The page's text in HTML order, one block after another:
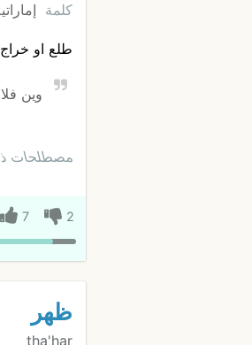
كلمة
طلع او خراج
وين
مصطلحات
2
7
ظهر
tha'har